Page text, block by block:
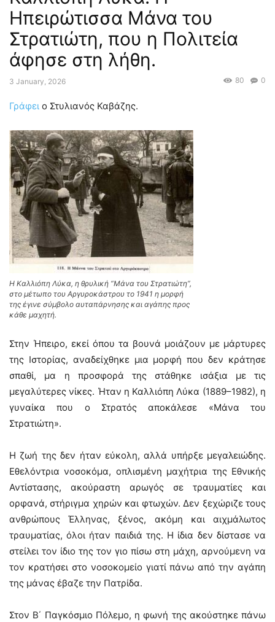
Ηπειρώτισσα Μάνα του
Στρατιώτη, που η Πολιτεία
άφησε στη λήθη.
3 January, 2026 0
80
Γράφει ο Στυλιανός Καβάζης.
Η Καλλιόπη Λύκα, η θρυλική “Μάνα του Στρατιώτη”,
στο μέτωπο του Αργυροκάστρου το 1941 η μορφή
της έγινε σύμβολο αυταπάρνησης και αγάπης προς
κάθε μαχητή.
Στην Ήπειρο, εκεί όπου τα βουνά μοιάζουν με μάρτυρες
της Ιστορίας, αναδείχθηκε μια μορφή που δεν κράτησε
σπαθί, μα η προσφορά της στάθηκε ισάξια με τις
μεγαλύτερες νίκες. Ήταν η Καλλιόπη Λύκα (1889–1982), η
γυναίκα που ο Στρατός αποκάλεσε «Μάνα του
Στρατιώτη».
Η ζωή της δεν ήταν εύκολη, αλλά υπήρξε μεγαλειώδης.
Εθελόντρια νοσοκόμα, οπλισμένη μαχήτρια της Εθνικής
Αντίστασης, ακούραστη αρωγός σε τραυματίες και
ορφανά, στήριγμα χηρών και φτωχών. Δεν ξεχώριζε τους
ανθρώπους Έλληνας, ξένος, ακόμη και αιχμάλωτος
τραυματίας, όλοι ήταν παιδιά της. Η ίδια δεν δίστασε να
στείλει τον ίδιο της τον γιο πίσω στη μάχη, αρνούμενη να
τον κρατήσει στο νοσοκομείο γιατί πάνω από την αγάπη
της μάνας έβαζε την Πατρίδα.
Στον Β΄ Παγκόσμιο Πόλεμο, η φωνή της ακούστηκε πάνω